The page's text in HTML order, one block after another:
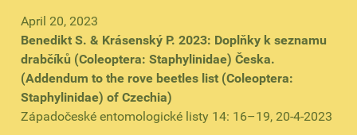
April 20, 2023
Benedikt S. & Krásenský P. 2023: Doplňky k seznamu
drabčíků (Coleoptera: Staphylinidae) Česka.
(Addendum to the rove beetles list (Coleoptera:
Staphylinidae) of Czechia)
Západočeské entomologické listy 14: 16–19, 20-4-2023